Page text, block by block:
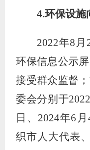
4.环保设施
2022年8 月
环保信息公示
接受群众监督
委会分别于2022
日、 2024年6 月
织市人大代表